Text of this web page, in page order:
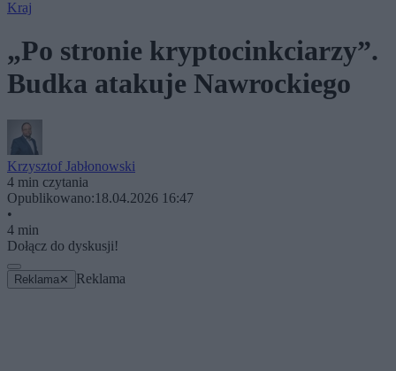
Kraj
„Po stronie kryptocinkciarzy”.
Budka atakuje Nawrockiego
Krzysztof Jabłonowski
4 min czytania
Opublikowano:18.04.2026 16:47
•
4 min
Dołącz do dyskusji!
Reklama ✕ Reklama